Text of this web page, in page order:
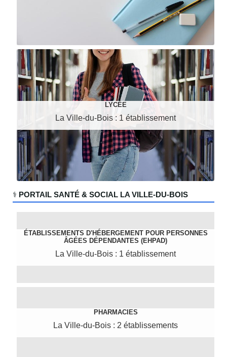
LYCÉE
La Ville-du-Bois : 1 établissement
‍⚕️ PORTAIL SANTÉ & SOCIAL LA VILLE-DU-BOIS
ÉTABLISSEMENTS D'HÉBERGEMENT POUR PERSONNES
ÂGÉES DÉPENDANTES (EHPAD)
La Ville-du-Bois : 1 établissement
PHARMACIES
La Ville-du-Bois : 2 établissements